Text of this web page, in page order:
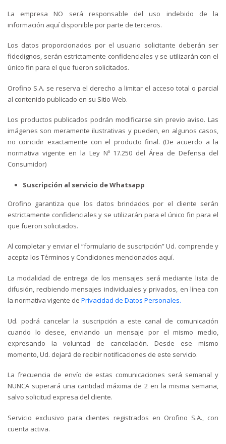
La empresa NO será responsable del uso indebido de la
información aquí disponible por parte de terceros.
Los datos proporcionados por el usuario solicitante deberán ser
fidedignos, serán estrictamente confidenciales y se utilizarán con el
único fin para el que fueron solicitados.
Orofino S.A. se reserva el derecho a limitar el acceso total o parcial
al contenido publicado en su Sitio Web.
Los productos publicados podrán modificarse sin previo aviso. Las
imágenes son meramente ilustrativas y pueden, en algunos casos,
no coincidir exactamente con el producto final. (De acuerdo a la
normativa vigente en la Ley Nº 17.250 del Área de Defensa del
Consumidor)
Suscripción al servicio de Whatsapp
Orofino garantiza que los datos brindados por el cliente serán
estrictamente confidenciales y se utilizarán para el único fin para el
que fueron solicitados.
Al completar y enviar el “formulario de suscripción” Ud. comprende y
acepta los Términos y Condiciones mencionados aquí.
La modalidad de entrega de los mensajes será mediante lista de
difusión, recibiendo mensajes individuales y privados, en línea con
la normativa vigente de Privacidad de Datos Personales.
Ud. podrá cancelar la suscripción a este canal de comunicación
cuando lo desee, enviando un mensaje por el mismo medio,
expresando la voluntad de cancelación. Desde ese mismo
momento, Ud. dejará de recibir notificaciones de este servicio.
La frecuencia de envío de estas comunicaciones será semanal y
NUNCA superará una cantidad máxima de 2 en la misma semana,
salvo solicitud expresa del cliente.
Servicio exclusivo para clientes registrados en Orofino S.A., con
cuenta activa.